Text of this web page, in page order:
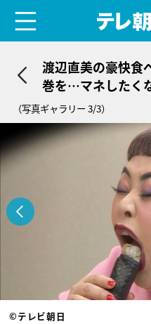
渡辺直美の豪快食
巻を…マネしたく
（写真ギャラリー 3/3）
©テレビ朝日